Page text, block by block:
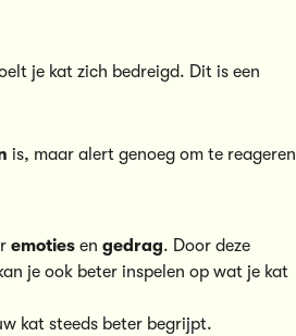
je kat zich bedreigd. Dit is een
is, maar alert genoeg om te reageren
emoties en gedrag. Door deze
je ook beter inspelen op wat je kat
kat steeds beter begrijpt.